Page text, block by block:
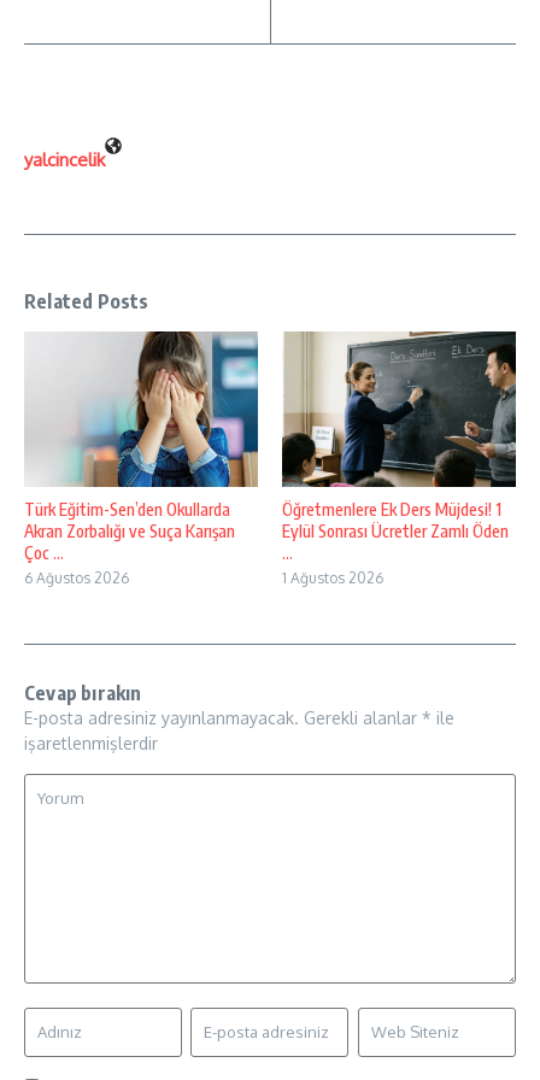
yalcincelik
Related Posts
Türk Eğitim-Sen’den Okullarda
Akran Zorbalığı ve Suça Karışan
Çoc ...
6 Ağustos 2026
Öğretmenlere Ek Ders Müjdesi! 1
Eylül Sonrası Ücretler Zamlı Öden
...
1 Ağustos 2026
Cevap bırakın
E-posta adresiniz yayınlanmayacak. Gerekli alanlar * ile
işaretlenmişlerdir